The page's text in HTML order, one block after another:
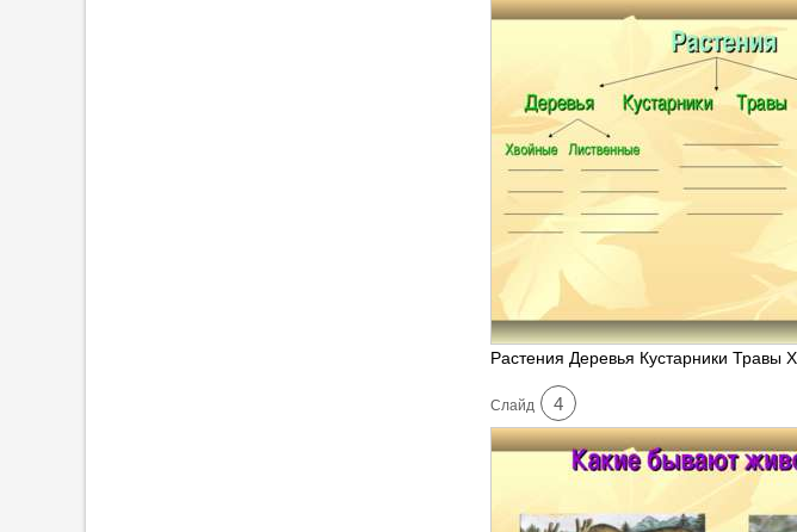
Растения Деревья Кустарники Травы
Cлайд 4